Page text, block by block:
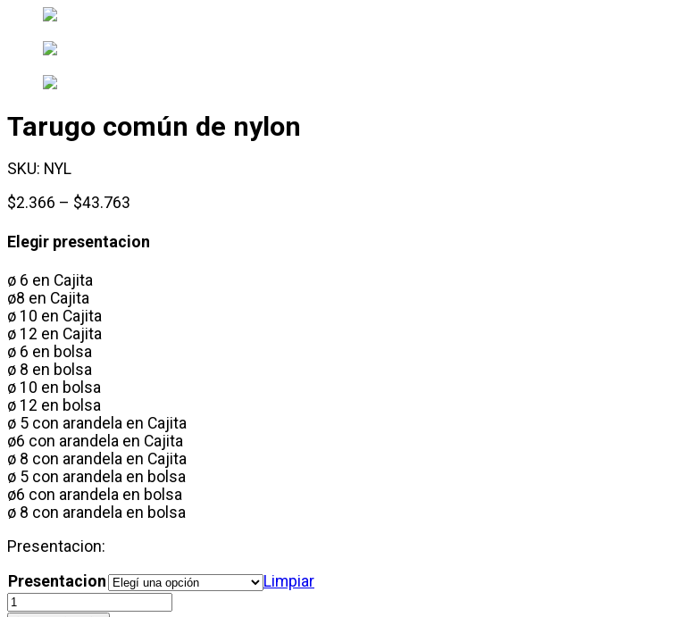
Tarugo común de nylon
SKU: NYL
$2.366 – $43.763
precios:
Elegir presentacion
ø 6 en Cajita
ø8 en Cajita
ø 10 en Cajita
ø 12 en Cajita
ø 6 en bolsa
ø 8 en bolsa
ø 10 en bolsa
ø 12 en bolsa
ø 5 con arandela en Cajita
ø6 con arandela en Cajita
ø 8 con arandela en Cajita
ø 5 con arandela en bolsa
ø6 con arandela en bolsa
ø 8 con arandela en bolsa
Presentacion:
Presentacion
Limpiar
Tarugo